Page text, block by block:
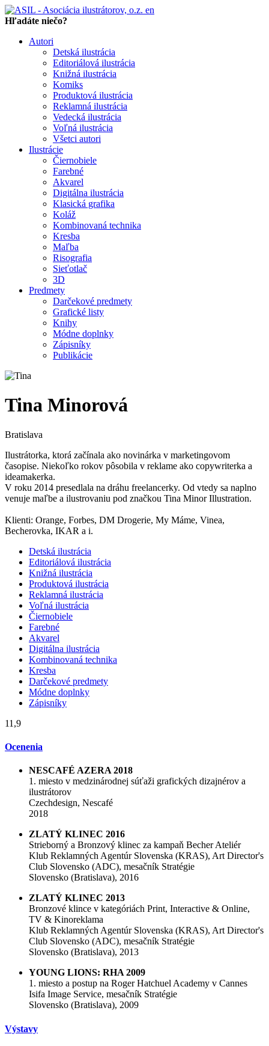
en
Hľadáte niečo?
Autori
Detská ilustrácia
Editoriálová ilustrácia
Knižná ilustrácia
Komiks
Produktová ilustrácia
Reklamná ilustrácia
Vedecká ilustrácia
Voľná ilustrácia
Všetci autori
Ilustrácie
Čiernobiele
Farebné
Akvarel
Digitálna ilustrácia
Klasická grafika
Koláž
Kombinovaná technika
Kresba
Maľba
Risografia
Sieťotlač
3D
Predmety
Darčekové predmety
Grafické listy
Knihy
Módne doplnky
Zápisníky
Publikácie
Tina Minorová
Bratislava
Ilustrátorka, ktorá začínala ako novinárka v marketingovom
časopise. Niekoľko rokov pôsobila v reklame ako copywriterka a
ideamakerka.
V roku 2014 presedlala na dráhu freelancerky. Od vtedy sa naplno
venuje maľbe a ilustrovaniu pod značkou Tina Minor Illustration.
Klienti: Orange, Forbes, DM Drogerie, My Máme, Vinea,
Becherovka, IKAR a i.
Detská ilustrácia
Editoriálová ilustrácia
Knižná ilustrácia
Produktová ilustrácia
Reklamná ilustrácia
Voľná ilustrácia
Čiernobiele
Farebné
Akvarel
Digitálna ilustrácia
Kombinovaná technika
Kresba
Darčekové predmety
Módne doplnky
Zápisníky
11,9
Ocenenia
NESCAFÉ AZERA 2018
1. miesto v medzinárodnej súťaži grafických dizajnérov a
ilustrátorov
Czechdesign, Nescafé
2018
ZLATÝ KLINEC 2016
Strieborný a Bronzový klinec za kampaň Becher Ateliér
Klub Reklamných Agentúr Slovenska (KRAS), Art Director's
Club Slovensko (ADC), mesačník Stratégie
Slovensko (Bratislava), 2016
ZLATÝ KLINEC 2013
Bronzové klince v kategóriách Print, Interactive & Online,
TV & Kinoreklama
Klub Reklamných Agentúr Slovenska (KRAS), Art Director's
Club Slovensko (ADC), mesačník Stratégie
Slovensko (Bratislava), 2013
YOUNG LIONS: RHA 2009
1. miesto a postup na Roger Hatchuel Academy v Cannes
Isifa Image Service, mesačník Stratégie
Slovensko (Bratislava), 2009
Výstavy